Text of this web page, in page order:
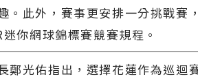
。此外，賽事更安排一分挑戰賽
你網球錦標賽競賽規程。
鄭光佑指出，選擇花蓮作為巡迴